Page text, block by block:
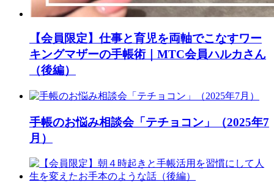
【会員限定】仕事と育児を両軸でこなすワー
キングマザーの手帳術｜MTC会員ハルカさん
（後編）
手帳のお悩み相談会「テチョコン」（2025年7
月）